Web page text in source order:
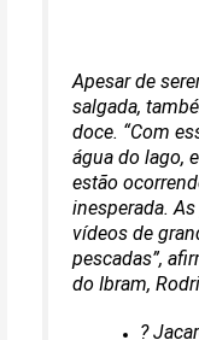
Apesar de
salgada,
doce. “Com
água do lago,
estão
inesperada.
vídeos de
pescadas”,
do Ibram,
?